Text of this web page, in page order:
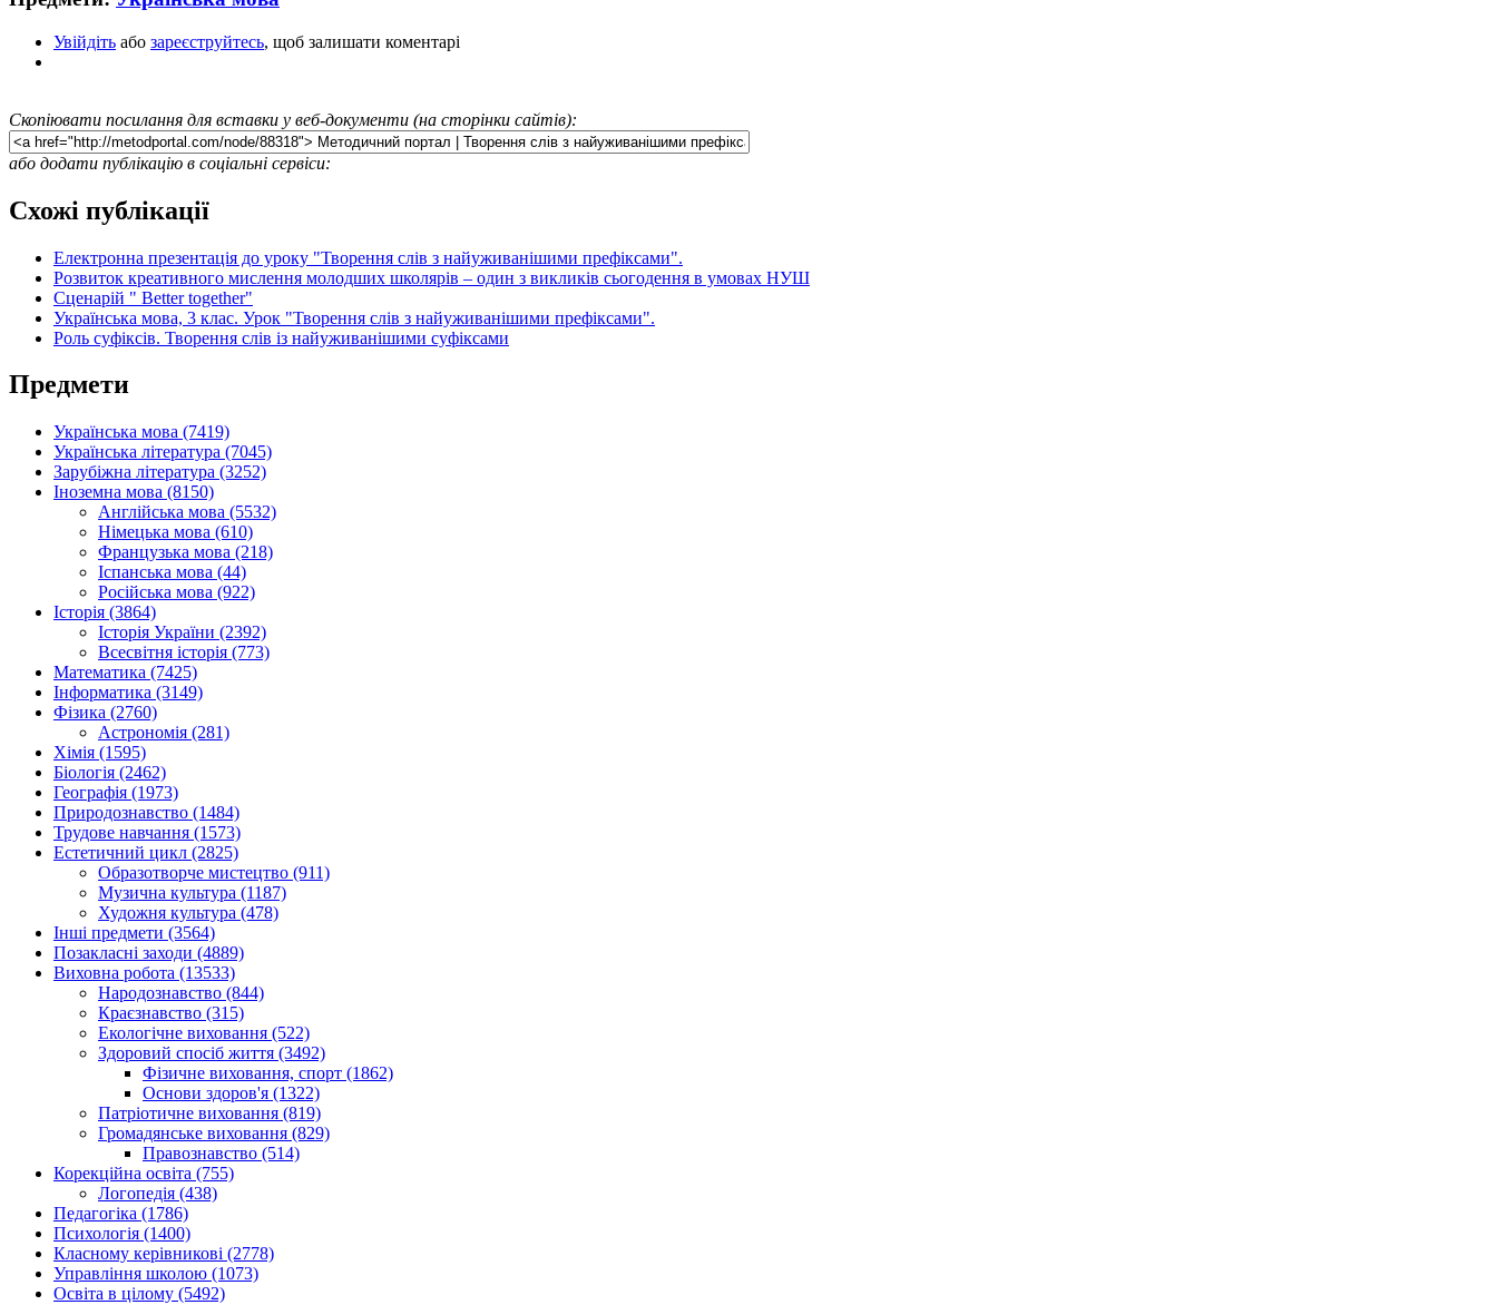
Увійдіть або зареєструйтесь, щоб залишати коментарі
Скопіювати посилання для вставки у веб-документи (на сторінки сайтів):
або додати публікацію в соціальні сервіси:
Схожі публікації
Електронна презентація до уроку "Творення слів з найуживанішими префіксами".
Розвиток креативного мислення молодших школярів – один з викликів сьогодення в умовах НУШ
Сценарій " Better together"
Українська мова, 3 клас. Урок "Творення слів з найуживанішими префіксами".
Роль суфіксів. Творення слів із найуживанішими суфіксами
Предмети
Українська мова (7419)
Українська література (7045)
Зарубіжна література (3252)
Іноземна мова (8150)
Англійська мова (5532)
Німецька мова (610)
Французька мова (218)
Іспанська мова (44)
Російська мова (922)
Історія (3864)
Історія України (2392)
Всесвітня історія (773)
Математика (7425)
Інформатика (3149)
Фізика (2760)
Астрономія (281)
Хімія (1595)
Біологія (2462)
Географія (1973)
Природознавство (1484)
Трудове навчання (1573)
Естетичний цикл (2825)
Образотворче мистецтво (911)
Музична культура (1187)
Художня культура (478)
Інші предмети (3564)
Позакласні заходи (4889)
Виховна робота (13533)
Народознавство (844)
Краєзнавство (315)
Екологічне виховання (522)
Здоровий спосіб життя (3492)
Фізичне виховання, спорт (1862)
Основи здоров'я (1322)
Патріотичне виховання (819)
Громадянське виховання (829)
Правознавство (514)
Корекційна освіта (755)
Логопедія (438)
Педагогіка (1786)
Психологія (1400)
Класному керівникові (2778)
Управління школою (1073)
Освіта в цілому (5492)